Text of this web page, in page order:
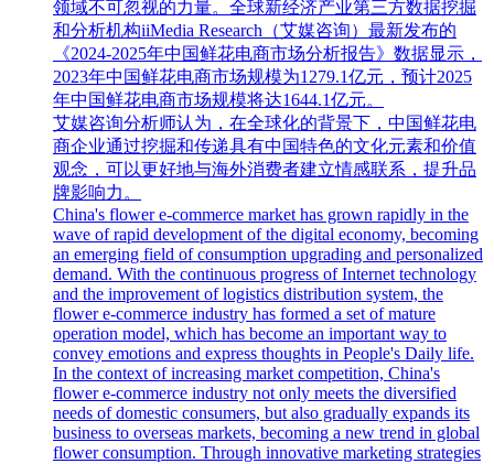
领域不可忽视的力量。全球新经济产业第三方数据挖掘
和分析机构iiMedia Research（艾媒咨询）最新发布的
《2024-2025年中国鲜花电商市场分析报告》数据显示，
2023年中国鲜花电商市场规模为1279.1亿元，预计2025
年中国鲜花电商市场规模将达1644.1亿元。
艾媒咨询分析师认为，在全球化的背景下，中国鲜花电
商企业通过挖掘和传递具有中国特色的文化元素和价值
观念，可以更好地与海外消费者建立情感联系，提升品
牌影响力。
China's flower e-commerce market has grown rapidly in the
wave of rapid development of the digital economy, becoming
an emerging field of consumption upgrading and personalized
demand. With the continuous progress of Internet technology
and the improvement of logistics distribution system, the
flower e-commerce industry has formed a set of mature
operation model, which has become an important way to
convey emotions and express thoughts in People's Daily life.
In the context of increasing market competition, China's
flower e-commerce industry not only meets the diversified
needs of domestic consumers, but also gradually expands its
business to overseas markets, becoming a new trend in global
flower consumption. Through innovative marketing strategies